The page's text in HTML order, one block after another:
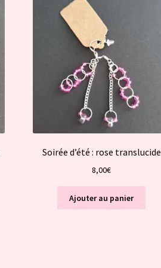
Soirée d’été : rose translucide
8,00€
Ajouter au panier